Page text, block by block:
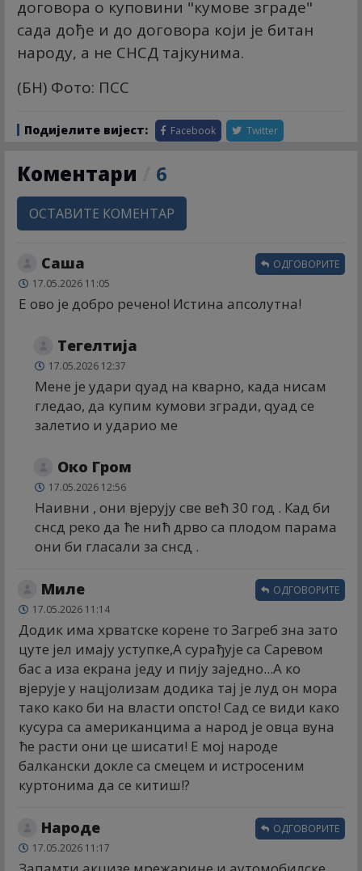
договора о куповини "кумове зграде"
сада дође и до договора који је битан
народу, а не СНСД тајкунима.
(БН) Фото: ПСС
Подијелите вијест: Facebook Twitter
Коментари 6
ОСТАВИТЕ КОМЕНТАР
Саша
17.05.2026 11:05
Е ово је добро речено! Истина апсолутна!
ОДГОВОРИТЕ
Тегелтија
17.05.2026 12:37
Мене је удари qуад на кварно, када нисам
гледао, да купим кумови згради, qуад се
залетио и ударио ме
Око Гром
17.05.2026 12:56
Наивни , они вјерују све већ 30 год . Кад би
снсд реко да ће нић дрво са плодом парама
они би гласали за снсд .
Миле
17.05.2026 11:14
Додик има хрватске корене то Загреб зна зато
цуте јел имају уступке,А сурађује са Саревом
бас а иза екрана једу и пију заједно...А ко
вјерује у нацјолизам додика тај је луд он мора
тако како би на власти опсто! Сад се види како
кусура са американцима а народ је овца вуна
ће расти они це шисати! Е мој народе
балкански докле са смецем и истросеним
куртонима да се китиш!?
ОДГОВОРИТЕ
Народе
17.05.2026 11:17
ОДГОВОРИТЕ